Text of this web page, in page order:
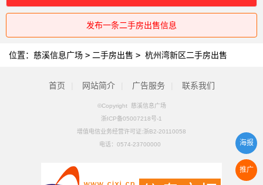
发布一条二手房出售信息
位置： 慈溪信息广场 > 二手房出售 > 杭州湾新区二手房出售
首页 网站简介 广告服务 联系我们
©Copyright 慈溪信息广场
浙ICP备05007218号-1
增值电信业务经营许可证:浙B2-20110058
电话： 0574-23700000
推广
海报